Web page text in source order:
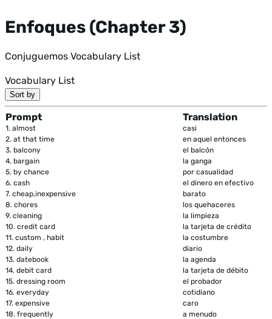
Enfoques (Chapter 3)
Conjuguemos Vocabulary List
Vocabulary List
Sort by
Prompt Translation
1. almost
casi
2. at that time
en aquel entonces
3. balcony
el balcón
4. bargain
la ganga
5. by chance
por casualidad
6. cash
el dinero en efectivo
7. cheap,inexpensive
barato
8. chores
los quehaceres
9. cleaning
la limpieza
10. credit card
la tarjeta de crédito
11. custom , habit
la costumbre
12. daily
diario
13. datebook
la agenda
14. debit card
la tarjeta de débito
15. dressing room
el probador
16. everyday
cotidiano
17. expensive
caro
18. frequently
a menudo